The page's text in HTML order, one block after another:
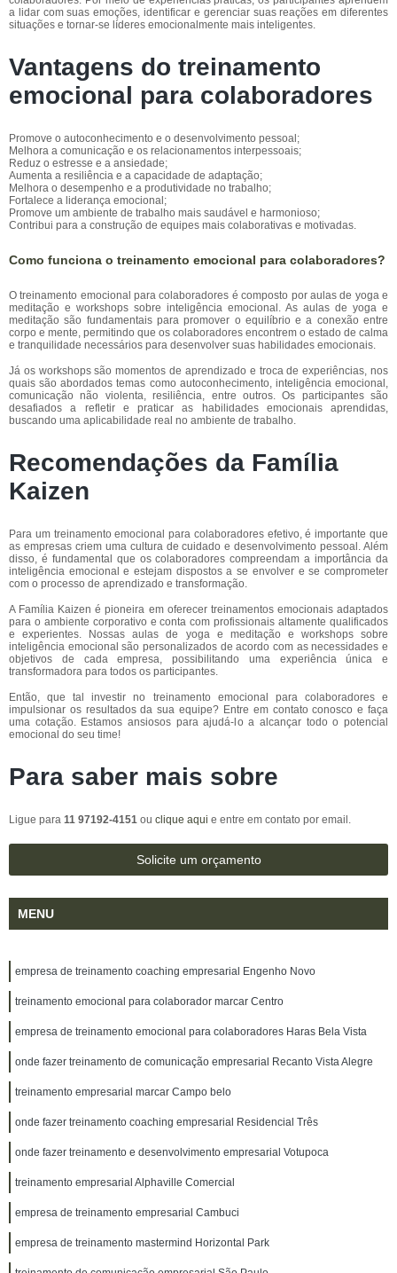
a lidar com suas emoções, identificar e gerenciar suas reações em diferentes
situações e tornar-se líderes emocionalmente mais inteligentes.
Vantagens do treinamento
emocional para colaboradores
Promove o autoconhecimento e o desenvolvimento pessoal;
Melhora a comunicação e os relacionamentos interpessoais;
Reduz o estresse e a ansiedade;
Aumenta a resiliência e a capacidade de adaptação;
Melhora o desempenho e a produtividade no trabalho;
Fortalece a liderança emocional;
Promove um ambiente de trabalho mais saudável e harmonioso;
Contribui para a construção de equipes mais colaborativas e motivadas.
Como funciona o treinamento emocional para colaboradores?
O treinamento emocional para colaboradores é composto por aulas de yoga e
meditação e workshops sobre inteligência emocional. As aulas de yoga e
meditação são fundamentais para promover o equilíbrio e a conexão entre
corpo e mente, permitindo que os colaboradores encontrem o estado de calma
e tranquilidade necessários para desenvolver suas habilidades emocionais.
Já os workshops são momentos de aprendizado e troca de experiências, nos
quais são abordados temas como autoconhecimento, inteligência emocional,
comunicação não violenta, resiliência, entre outros. Os participantes são
desafiados a refletir e praticar as habilidades emocionais aprendidas,
buscando uma aplicabilidade real no ambiente de trabalho.
Recomendações da Família
Kaizen
Para um treinamento emocional para colaboradores efetivo, é importante que
as empresas criem uma cultura de cuidado e desenvolvimento pessoal. Além
disso, é fundamental que os colaboradores compreendam a importância da
inteligência emocional e estejam dispostos a se envolver e se comprometer
com o processo de aprendizado e transformação.
A Família Kaizen é pioneira em oferecer treinamentos emocionais adaptados
para o ambiente corporativo e conta com profissionais altamente qualificados
e experientes. Nossas aulas de yoga e meditação e workshops sobre
inteligência emocional são personalizados de acordo com as necessidades e
objetivos de cada empresa, possibilitando uma experiência única e
transformadora para todos os participantes.
Então, que tal investir no treinamento emocional para colaboradores e
impulsionar os resultados da sua equipe? Entre em contato conosco e faça
uma cotação. Estamos ansiosos para ajudá-lo a alcançar todo o potencial
emocional do seu time!
Para saber mais sobre
Ligue para 11 97192-4151 ou clique aqui e entre em contato por email.
Solicite um orçamento
MENU
empresa de treinamento coaching empresarial Engenho Novo
treinamento emocional para colaborador marcar Centro
empresa de treinamento emocional para colaboradores Haras Bela Vista
onde fazer treinamento de comunicação empresarial Recanto Vista Alegre
treinamento empresarial marcar Campo belo
onde fazer treinamento coaching empresarial Residencial Três
onde fazer treinamento e desenvolvimento empresarial Votupoca
treinamento empresarial Alphaville Comercial
empresa de treinamento empresarial Cambuci
empresa de treinamento mastermind Horizontal Park